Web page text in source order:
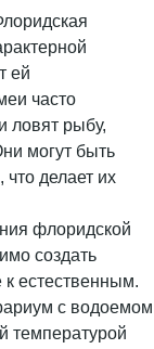
ей
часто
ловят рыбу,
могут быть
делает их
флоридской
создать
естественным.
с водоемом
температурой